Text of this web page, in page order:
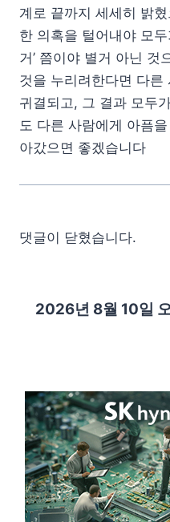
계로 끝까지 세세히 밝혔
한 의혹을 털어내야 모
거’ 쯤이야 별거 아닌 것
것을 누리려한다면 다른
귀결되고, 그 결과 모두
도 다른 사람에게 아픔
아갔으면 좋겠습니다
댓글이 닫혔습니다.
2026년 8월 10일